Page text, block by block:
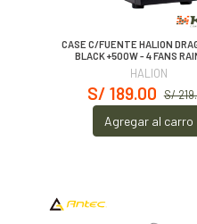
CASE C/FUENTE HALION
BLACK +500W - 4 FANS
HALION
S/
S/ 189.00
Agregar al carro